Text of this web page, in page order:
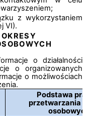
z wykorzystaniem
VI).
o działalności
o organizowanych
o możliwościach
Podstawa
przetwarzania
osobowych